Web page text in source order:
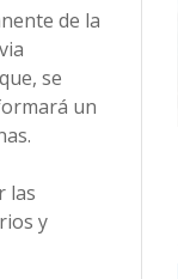
de la
se
un
las
y